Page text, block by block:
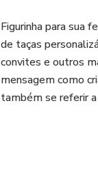
Figurinha para sua
de taças
convites e outros
mensagem como
também se referir